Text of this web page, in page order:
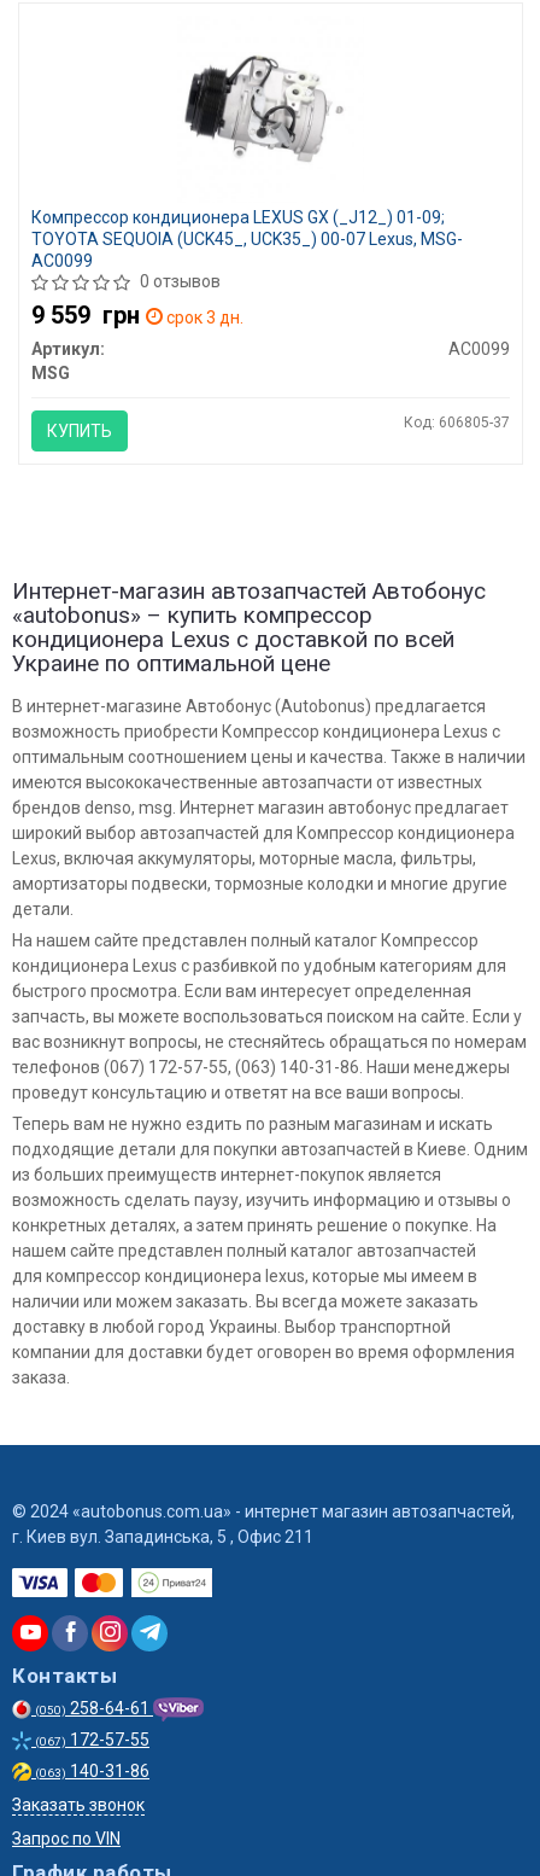
Компрессор кондиционера LEXUS GX (_J12_) 01-09;
TOYOTA SEQUOIA (UCK45_, UCK35_) 00-07 Lexus, MSG-
AC0099
0 отзывов
9 559 грн
срок 3 дн.
Артикул:
AC0099
MSG
КУПИТЬ Код: 606805-37
Интернет-магазин автозапчастей Автобонус
«autobonus» – купить компрессор
кондиционера Lexus с доставкой по всей
Украине по оптимальной цене
В интернет-магазине Автобонус (Autobonus) предлагается
возможность приобрести Компрессор кондиционера Lexus с
оптимальным соотношением цены и качества. Также в наличии
имеются высококачественные автозапчасти от известных
брендов denso, msg. Интернет магазин автобонус предлагает
широкий выбор автозапчастей для Компрессор кондиционера
Lexus, включая аккумуляторы, моторные масла, фильтры,
амортизаторы подвески, тормозные колодки и многие другие
детали.
На нашем сайте представлен полный каталог Компрессор
кондиционера Lexus с разбивкой по удобным категориям для
быстрого просмотра. Если вам интересует определенная
запчасть, вы можете воспользоваться поиском на сайте. Если у
вас возникнут вопросы, не стесняйтесь обращаться по номерам
телефонов (067) 172-57-55, (063) 140-31-86. Наши менеджеры
проведут консультацию и ответят на все ваши вопросы.
Теперь вам не нужно ездить по разным магазинам и искать
подходящие детали для покупки автозапчастей в Киеве. Одним
из больших преимуществ интернет-покупок является
возможность сделать паузу, изучить информацию и отзывы о
конкретных деталях, а затем принять решение о покупке. На
нашем сайте представлен полный каталог автозапчастей
для компрессор кондиционера lexus, которые мы имеем в
наличии или можем заказать. Вы всегда можете заказать
доставку в любой город Украины. Выбор транспортной
компании для доставки будет оговорен во время оформления
заказа.
© 2024 «autobonus.com.ua» - интернет магазин автозапчастей,
г. Киев вул. Западинська, 5 , Офис 211
Контакты
(050) 258-64-61
(067) 172-57-55
(063) 140-31-86
Заказать звонок
Запрос по VIN